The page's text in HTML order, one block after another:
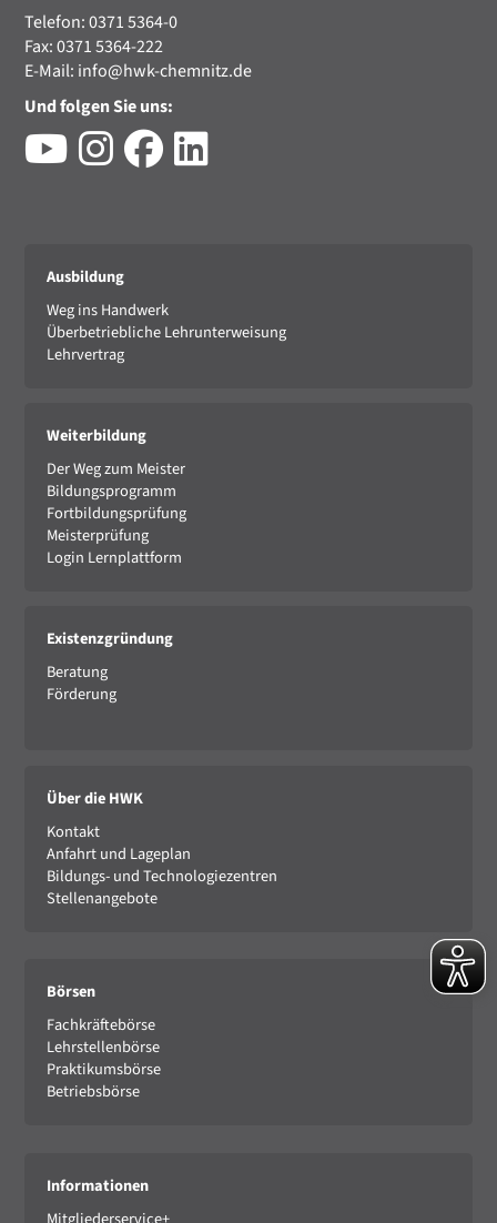
Telefon: 0371 5364-0
Fax: 0371 5364-222
E-Mail: info@hwk-chemnitz.de
Und folgen Sie uns:
Ausbildung
Weg ins Handwerk
Überbetriebliche Lehrunterweisung
Lehrvertrag
Weiterbildung
Der Weg zum Meister
Bildungsprogramm
Fortbildungsprüfung
Meisterprüfung
Login Lernplattform
Existenzgründung
Beratung
Förderung
Über die HWK
Kontakt
Anfahrt und Lageplan
Bildungs- und Technologiezentren
Stellenangebote
Börsen
Fachkräftebörse
Lehrstellenbörse
Praktikumsbörse
Betriebsbörse
Informationen